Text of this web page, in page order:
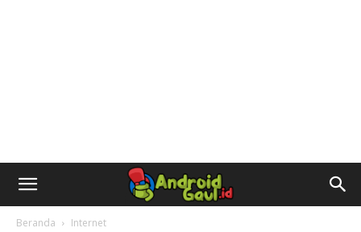
AndroidGaul.id
Beranda Internet